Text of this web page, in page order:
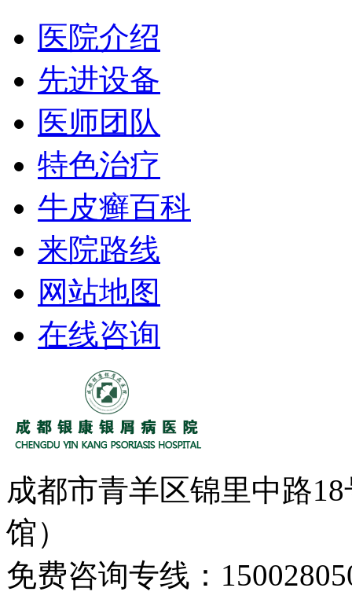
医院介绍
先进设备
医师团队
特色治疗
牛皮癣百科
来院路线
网站地图
在线咨询
成都市青羊区锦里中路
馆）
免费咨询专线：